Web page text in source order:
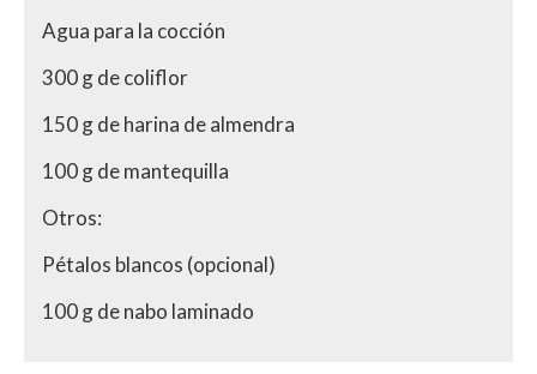
Agua para la cocción
300 g de coliflor
150 g de harina de almendra
100 g de mantequilla
Otros:
Pétalos blancos (opcional)
100 g de nabo laminado